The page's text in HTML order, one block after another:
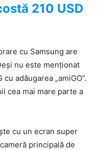
210 USD
cu Samsung are
nu este menționat
adăugarea „amiGO”.
cea mai mare parte a
cu un ecran super
principală de